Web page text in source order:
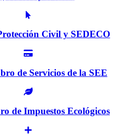
Civil y SEDECO
de Servicios de la SEE
de Impuestos Ecológicos